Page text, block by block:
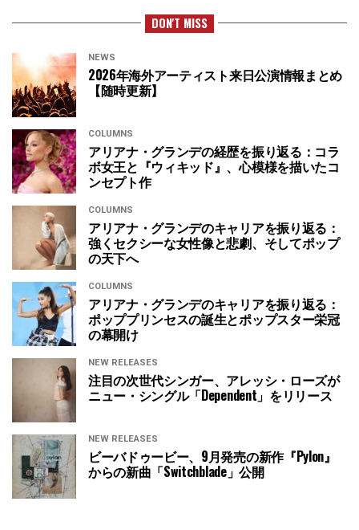
DON'T MISS
NEWS
2026年海外アーティスト来日公演情報まとめ
【随時更新】
COLUMNS
アリアナ・グランデの経歴を振り返る：コラ
ボ女王と『ウィキッド』、心模様を描いたコ
ンセプト作
COLUMNS
アリアナ・グランデのキャリアを振り返る：
強くセクシーな女性像と悲劇、そしてポップ
の天下へ
COLUMNS
アリアナ・グランデのキャリアを振り返る：
ポッププリンセスの誕生とポップスター栄冠
の幕開け
NEW RELEASES
注目の次世代シンガー、アレッシ・ローズが
ニュー・シングル「Dependent」をリリース
NEW RELEASES
ビーバドゥービー、9月発売の新作『Pylon』
からの新曲「Switchblade」公開